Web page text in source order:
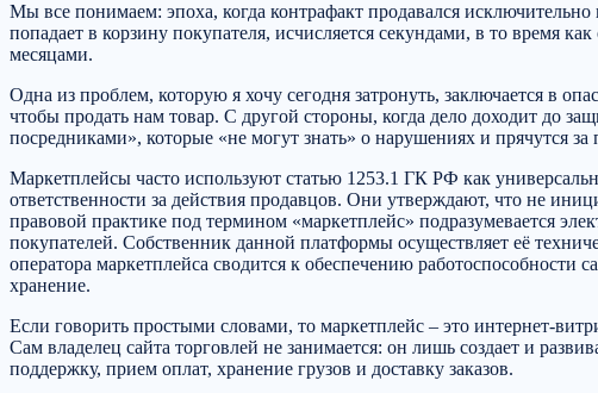
Мы все понимаем: эпоха, когда контрафакт продавался
попадает в корзину покупателя, исчисляется секундами, в то время
месяцами.
Одна из проблем, которую я хочу сегодня затронуть, заключается в
чтобы продать нам товар. С другой стороны, когда дело доходит до
посредниками», которые «не могут знать» о нарушениях и прячутся за
Маркетплейсы часто используют статью 1253.1 ГК РФ как
ответственности за действия продавцов. Они утверждают, что не
правовой практике под термином «маркетплейс» подразумевается
покупателей. Собственник данной платформы осуществляет её
оператора маркетплейса сводится к обеспечению работоспособности
хранение.
Если говорить простыми словами, то маркетплейс – это интернет-
Сам владелец сайта торговлей не занимается: он лишь создает и
поддержку, прием оплат, хранение грузов и доставку заказов.